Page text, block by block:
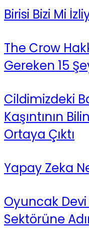
Birisi Bizi Mi
The Crow
Gereken 15
Cildimizdeki
Kaşıntının
Ortaya Çıktı
Yapay Zeka
Oyuncak Devi
Sektörüne